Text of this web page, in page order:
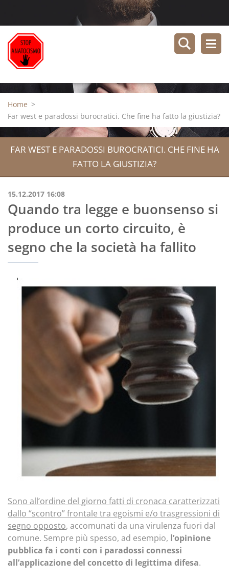
Home >
Far west e paradossi burocratici. Che fine ha fatto la giustizia?
FAR WEST E PARADOSSI BUROCRATICI. CHE FINE HA
FATTO LA GIUSTIZIA?
15.12.2017 16:08
Quando tra legge e buonsenso si
produce un corto circuito, è
segno che la società ha fallito
Sono all’ordine del giorno fatti di cronaca caratterizzati
dallo “scontro” frontale tra egoismi e/o trasgressioni di
segno opposto, accomunati da una virulenza fuori dal
comune. Sempre più spesso, ad esempio, l’opinione
pubblica fa i conti con i paradossi connessi
all’applicazione del concetto di legittima difesa.